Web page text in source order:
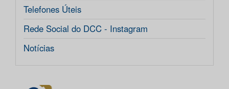
Telefones Úteis
Rede Social do DCC - Instagram
Notícias